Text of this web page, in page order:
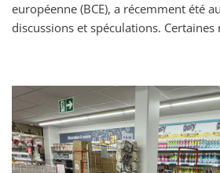
européenne (BCE), a récemment été
discussions et spéculations.